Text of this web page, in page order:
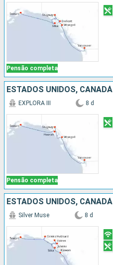
Pensão completa
ESTADOS UNIDOS, CANADÁ
Pensão completa
EXPLORA III 8 d
ESTADOS UNIDOS, CANADÁ
Silver Muse 8 d